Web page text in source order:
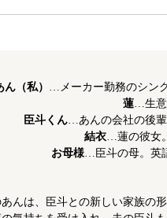
ん（私） …メーカー勤務のシン
蓮…生意
臣斗くん…あんの会社の後
結衣…蓮の彼女
お母様…臣斗の母。英
んは、臣斗との新しい家族の